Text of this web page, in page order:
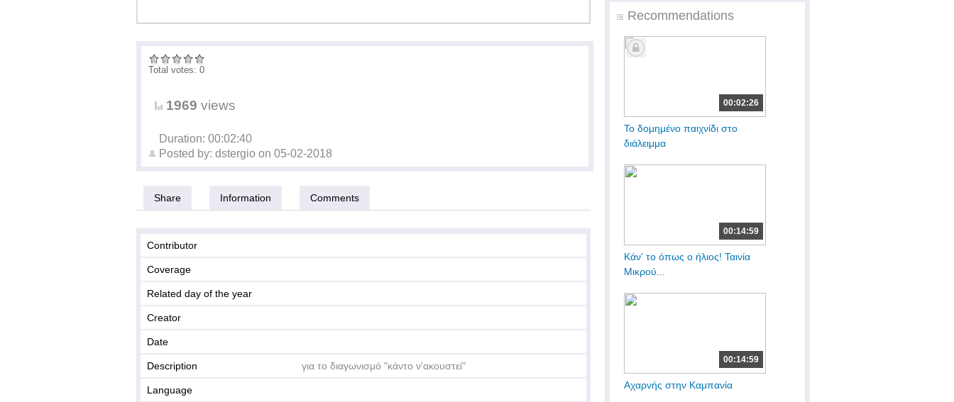
Recommendations
00:02:26
Το δομημένο παιχνίδι στο
διάλειμμα
00:14:59
Κάν' το όπως ο ήλιος! Ταινία
Μικρού...
00:14:59
Αχαρνής στην Καμπανία
Total votes: 0
1969 views
Duration: 00:02:40
Posted by: dstergio on 05-02-2018
Share Information Comments
Contributor
Coverage
Related day of the year
Creator
Date
Description για το διαγωνισμό "κάντο ν'ακουστεί"
Language